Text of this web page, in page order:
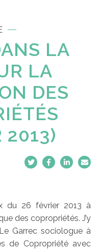
LA
LA
DES
2013)
du 26 février 2013 à
des copropriétés. J’y
Garrec sociologue à
de Copropriété avec